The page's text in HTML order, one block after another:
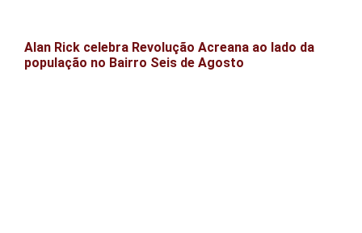
Alan Rick celebra Revolução Acreana ao lado da
população no Bairro Seis de Agosto